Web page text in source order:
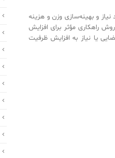
نیاز و بهینه‌سازی وزن و هزینه
راهکاری مؤثر برای افزایش
یا نیاز به افزایش ظرفیت